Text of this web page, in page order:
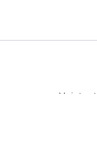
Voir tout